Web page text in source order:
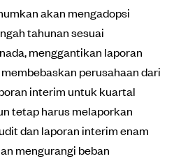
akan mengadopsi
tahunan sesuai
menggantikan laporan
perusahaan dari
interim untuk kuartal
tetap harus melaporkan
dan laporan interim enam
mengurangi beban